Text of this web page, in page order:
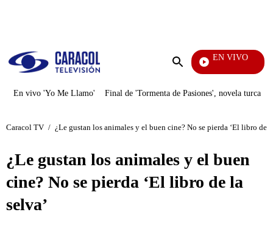
Enviar
EN VIVO
Televentas
En vivo 'Yo Me Llamo' Final de 'Tormenta de Pasiones', novela turca
Caracol TV / ¿Le gustan los animales y el buen cine? No se pierda ‘El libro de
¿Le gustan los animales y el buen
cine? No se pierda ‘El libro de la
selva’